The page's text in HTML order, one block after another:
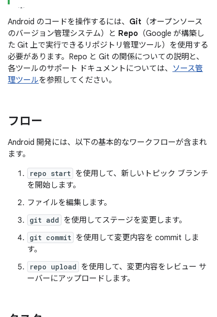
Android のコードを操作するには、 Git （オープンソース
のバージョン管理システム）と Repo （Google が構築し
た Git 上で実行できるリポジトリ管理ツール）を使用する
必要があります。Repo と Git の関係についての説明と、
各ツールのサポート ドキュメントについては、 ソース管
理ツールを参照してください。
フロー
Android 開発には、以下の基本的なワークフローが含まれ
ます。
repo start を使用して、新しいトピック ブランチ
を開始します。
ファイルを編集します。
git add を使用してステージを変更します。
git commit を使用して変更内容を commit しま
す。
repo upload を使用して、変更内容をレビュー サ
ーバーにアップロードします。